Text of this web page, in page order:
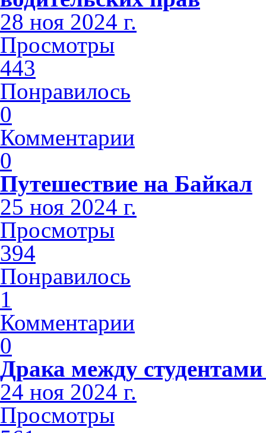
28 ноя 2024 г.
Просмотры
443
Понравилось
0
Комментарии
0
Путешествие на Байкал
25 ноя 2024 г.
Просмотры
394
Понравилось
1
Комментарии
0
Драка между
24 ноя 2024 г.
Просмотры